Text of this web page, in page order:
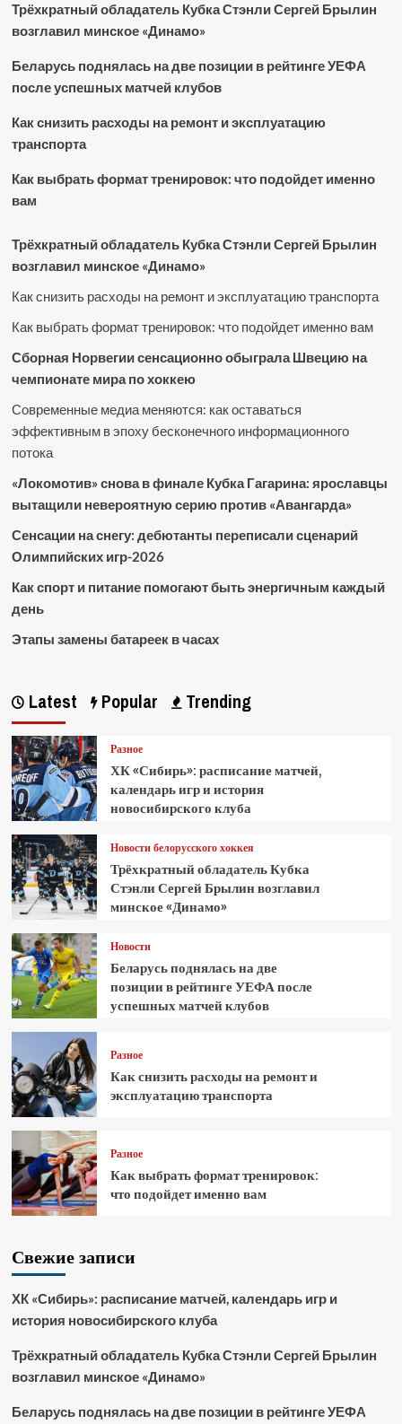
Трёхкратный обладатель Кубка Стэнли Сергей Брылин
возглавил минское «Динамо»
Беларусь поднялась на две позиции в рейтинге УЕФА
после успешных матчей клубов
Как снизить расходы на ремонт и эксплуатацию
транспорта
Как выбрать формат тренировок: что подойдет именно
вам
Трёхкратный обладатель Кубка Стэнли Сергей Брылин
возглавил минское «Динамо»
Как снизить расходы на ремонт и эксплуатацию транспорта
Как выбрать формат тренировок: что подойдет именно вам
Сборная Норвегии сенсационно обыграла Швецию на
чемпионате мира по хоккею
Современные медиа меняются: как оставаться
эффективным в эпоху бесконечного информационного
потока
«Локомотив» снова в финале Кубка Гагарина: ярославцы
вытащили невероятную серию против «Авангарда»
Сенсации на снегу: дебютанты переписали сценарий
Олимпийских игр-2026
Как спорт и питание помогают быть энергичным каждый
день
Этапы замены батареек в часах
Latest Popular Trending
Разное
ХК «Сибирь»: расписание матчей,
календарь игр и история
новосибирского клуба
Новости белорусского хоккея
Трёхкратный обладатель Кубка
Стэнли Сергей Брылин возглавил
минское «Динамо»
Новости
Беларусь поднялась на две
позиции в рейтинге УЕФА после
успешных матчей клубов
Разное
Как снизить расходы на ремонт и
эксплуатацию транспорта
Разное
Как выбрать формат тренировок:
что подойдет именно вам
Свежие записи
ХК «Сибирь»: расписание матчей, календарь игр и
история новосибирского клуба
Трёхкратный обладатель Кубка Стэнли Сергей Брылин
возглавил минское «Динамо»
Беларусь поднялась на две позиции в рейтинге УЕФА